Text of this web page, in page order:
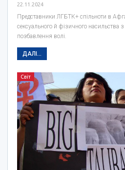
22.11.2024
Представники ЛГБТК+ спільноти в
сексуального й фізичного насильства з
позбавлення волі.
ДАЛІ...
Світ